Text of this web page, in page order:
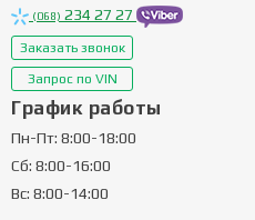
(068) 234 27 27
Заказать звонок
Запрос по VIN
График работы
Пн-Пт: 8:00-18:00
Сб: 8:00-16:00
Вс: 8:00-14:00